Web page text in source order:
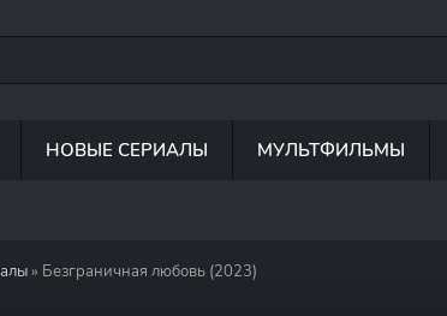
НОВЫЕ СЕРИАЛЫ МУЛЬТФИЛЬМЫ
» Безграничная любовь (2023)